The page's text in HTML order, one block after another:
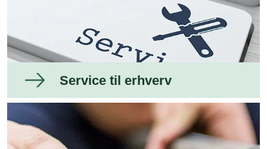
Service til erhverv